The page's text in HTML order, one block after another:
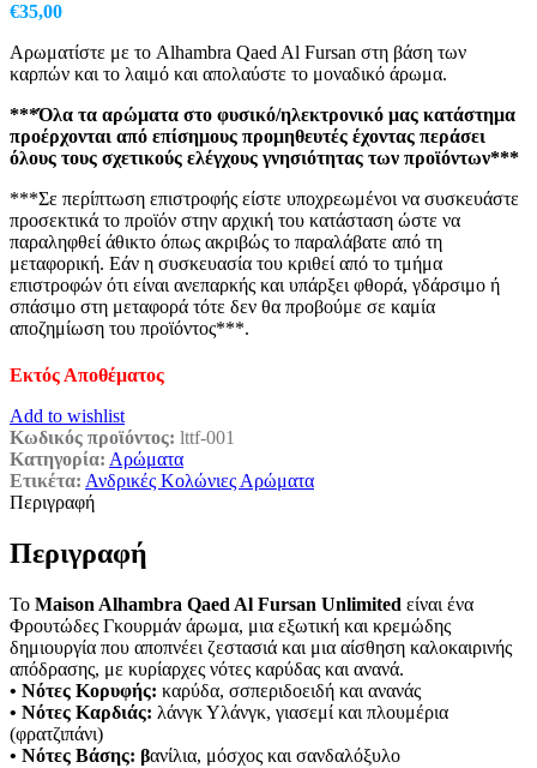
€35,00
Αρωματίστε με το Alhambra Qaed Al Fursan στη βάση των
καρπών και το λαιμό και απολαύστε το μοναδικό άρωμα.
***Όλα τα αρώματα στο φυσικό/ηλεκτρονικό μας κατάστημα
προέρχονται από επίσημους προμηθευτές έχοντας περάσει
όλους τους σχετικούς ελέγχους γνησιότητας των προϊόντων***
***Σε περίπτωση επιστροφής είστε υποχρεωμένοι να συσκευάστε
προσεκτικά το προϊόν στην αρχική του κατάσταση ώστε να
παραληφθεί άθικτο όπως ακριβώς το παραλάβατε από τη
μεταφορική. Εάν η συσκευασία του κριθεί από το τμήμα
επιστροφών ότι είναι ανεπαρκής και υπάρξει φθορά, γδάρσιμο ή
σπάσιμο στη μεταφορά τότε δεν θα προβούμε σε καμία
αποζημίωση του προϊόντος***.
Εκτός Αποθέματος
Add to wishlist
Κωδικός προϊόντος: lttf-001
Κατηγορία: Αρώματα
Ετικέτα: Ανδρικές Κολώνιες Αρώματα
Περιγραφή
Περιγραφή
Το Maison Alhambra Qaed Al Fursan Unlimited είναι ένα
Φρουτώδες Γκουρμάν άρωμα, μια εξωτική και κρεμώδης
δημιουργία που αποπνέει ζεστασιά και μια αίσθηση καλοκαιρινής
απόδρασης, με κυρίαρχες νότες καρύδας και ανανά.
• Νότες Κορυφής: καρύδα, σσπεριδοειδή και ανανάς
• Νότες Καρδιάς: λάνγκ Υλάνγκ, γιασεμί και πλουμέρια
(φρατζιπάνι)
• Νότες Βάσης: βανίλια, μόσχος και σανδαλόξυλο